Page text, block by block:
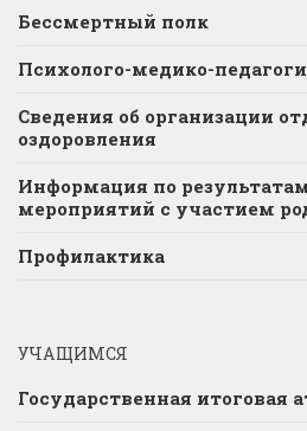
Бессмертный полк
Психолого-медико-
Сведения об организации
оздоровления
Информация по
мероприятий с участием
Профилактика
УЧАЩИМСЯ
Государственная итоговая